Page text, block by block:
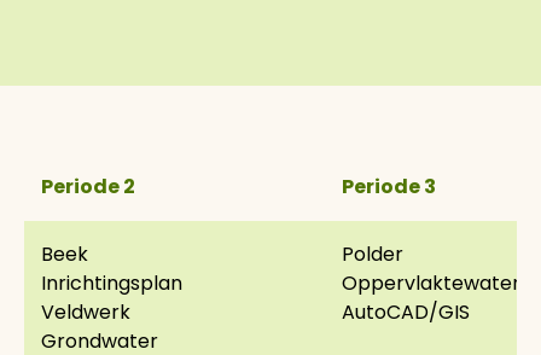
Periode 2 Periode 3
Beek
Inrichtingsplan
Veldwerk
Grondwater
Polder
Oppervlaktewater
AutoCAD/GIS